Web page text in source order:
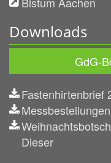
Downloads
GdG-
Fastenhirtenbrief
Dieser